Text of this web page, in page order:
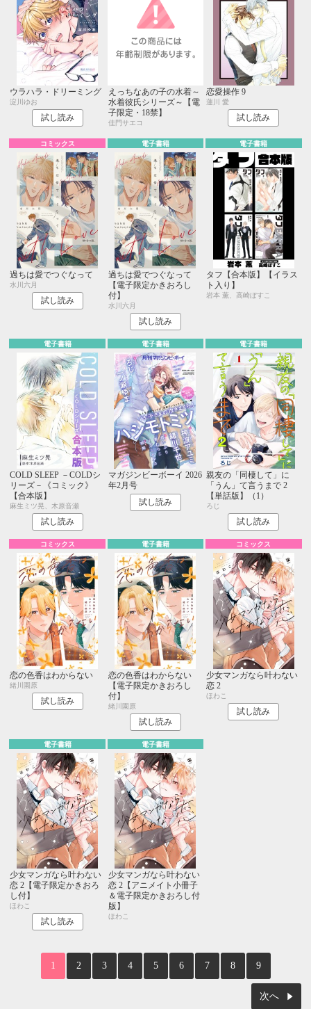
ウラハラ・ドリーミング
淀川ゆお
試し読み
えっちなあの子の水着～
水着彼氏シリーズ～【電
子限定・18禁】
佳門サエコ
恋愛操作 9
蓮川 愛
試し読み
コミックス
過ちは愛でつぐなって
水川六月
試し読み
電子書籍
過ちは愛でつぐなって
【電子限定かきおろし
付】
水川六月
試し読み
電子書籍
タフ【合本版】【イラス
ト入り】
岩本 薫、高崎ぼすこ
電子書籍
COLD SLEEP －COLDシ
リーズ－《コミック》
【合本版】
麻生ミツ晃、木原音瀬
試し読み
電子書籍
マガジンビーボーイ 2026
年2月号
試し読み
電子書籍
親友の「同棲して」に
「うん」て言うまで 2
【単話版】（1）
ろじ
試し読み
コミックス
恋の色香はわからない
緒川園原
試し読み
電子書籍
恋の色香はわからない
【電子限定かきおろし
付】
緒川園原
試し読み
コミックス
少女マンガなら叶わない
恋 2
ほわこ
試し読み
電子書籍
少女マンガなら叶わない
恋 2【電子限定かきおろ
し付】
ほわこ
試し読み
電子書籍
少女マンガなら叶わない
恋 2【アニメイト小冊子
＆電子限定かきおろし付
版】
ほわこ
1 2 3 4 5 6 7 8 9
次へ